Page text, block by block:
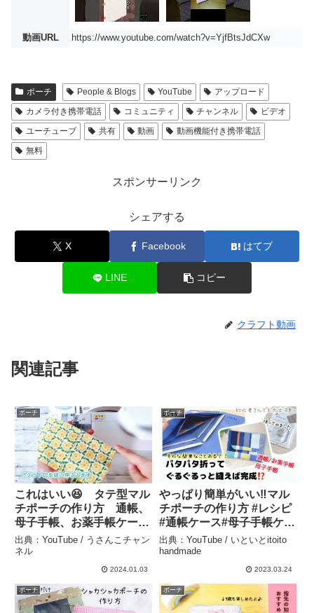
動画URL https://www.youtube.com/watch?v=YjfBtsJdCXw
ポーチ People & Blogs YouTube
アップロード
カメラ付き携帯電話
コミュニティ チャンネル
ビデオ
ユーチューブ
共有 動画
動画機能付き携帯電話
無料
スポンサーリンク
シェアする
X Facebook はてブ
LINE コピー
クラフト動画
関連記事
ポーチ
これはいい😆 タテ型マル
チポーチの作り方 通帳、
母子手帳、お薬手帳ケース
にも！ポーチなのに、ブッ
クカバー使いもできます
📕 ファスナーは100円シ
チオシです – うさんこチャ
ンネル
出典：YouTube / うさんこチャン
ネル
2024.01.03
ポーチ
やっぱり簡単がいい‼️マル
チポーチの作り方 #レシピ
#通帳ケース#母子手帳ケー
ス
#diy#pouch#handmade#
いといとitoito#youtube#
け#おすすめ – いといと
itoito handmade
出典：YouTube / いといとitoito
handmade
2023.03.24
ポーチ ポーチ